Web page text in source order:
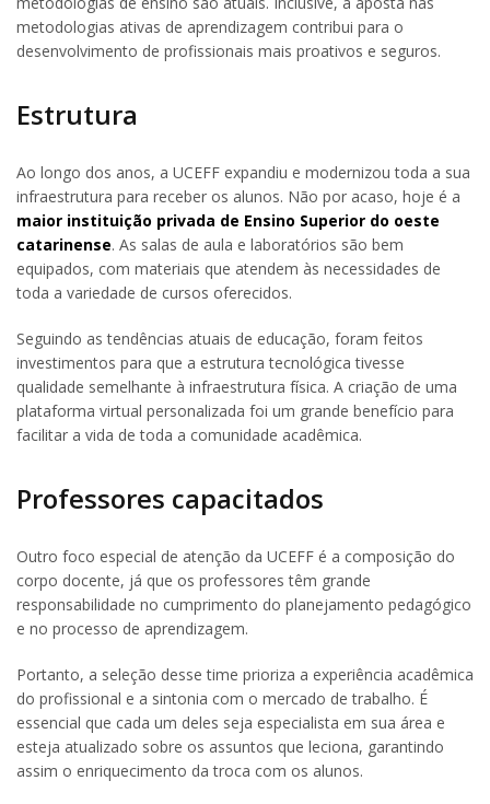
metodologias ativas de aprendizagem contribui para o
desenvolvimento de profissionais mais proativos e seguros.
Estrutura
Ao longo dos anos, a UCEFF expandiu e modernizou toda a sua
infraestrutura para receber os alunos. Não por acaso, hoje é a
maior instituição privada de Ensino Superior do oeste
catarinense. As salas de aula e laboratórios são bem
equipados, com materiais que atendem às necessidades de
toda a variedade de cursos oferecidos.
Seguindo as tendências atuais de educação, foram feitos
investimentos para que a estrutura tecnológica tivesse
qualidade semelhante à infraestrutura física. A criação de uma
plataforma virtual personalizada foi um grande benefício para
facilitar a vida de toda a comunidade acadêmica.
Professores capacitados
Outro foco especial de atenção da UCEFF é a composição do
corpo docente, já que os professores têm grande
responsabilidade no cumprimento do planejamento pedagógico
e no processo de aprendizagem.
Portanto, a seleção desse time prioriza a experiência acadêmica
do profissional e a sintonia com o mercado de trabalho. É
essencial que cada um deles seja especialista em sua área e
esteja atualizado sobre os assuntos que leciona, garantindo
assim o enriquecimento da troca com os alunos.